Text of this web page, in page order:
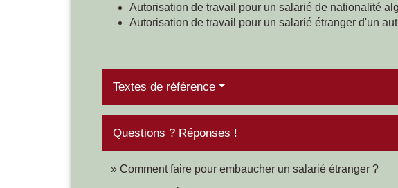
Autorisation de travail pour un salarié de nationalité
Autorisation de travail pour un salarié étranger d'un
Textes de référence
Questions ? Réponses !
Comment faire pour embaucher un salarié étranger ?